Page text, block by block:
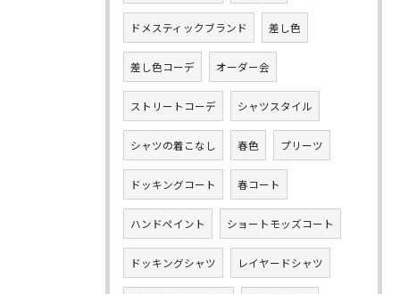
ドメスティックブランド 差し色
差し色コーデ オーダー会
ストリートコーデ シャツスタイル
シャツの着こなし 春色 プリーツ
ドッキングコート 春コート
ハンドペイント ショートモッズコート
ドッキングシャツ レイヤードシャツ